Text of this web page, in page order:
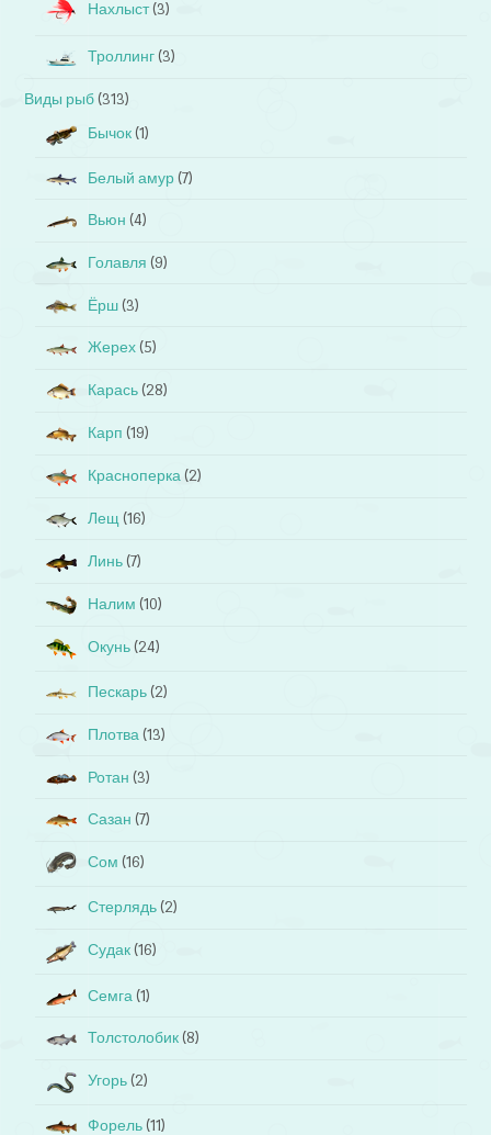
Нахлыст(3)
Троллинг (3)
Виды рыб (313)
Бычок (1)
Белый амур (7)
Вьюн (4)
Голавля (9)
Ёрш (3)
Жерех (5)
Карась (28)
Карп (19)
Красноперка (2)
Лещ (16)
Линь (7)
Налим (10)
Окунь (24)
Пескарь (2)
Плотва (13)
Ротан (3)
Сазан (7)
Сом (16)
Стерлядь (2)
Судак (16)
Семга (1)
Толстолобик (8)
Угорь (2)
Форель (11)